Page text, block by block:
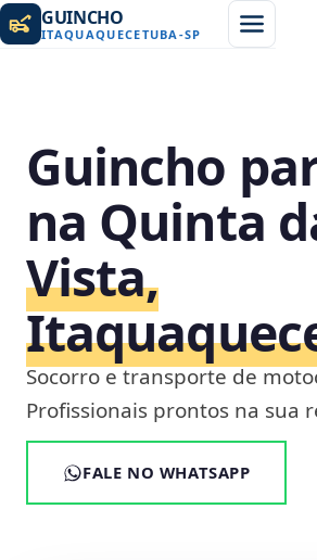
GUINCHO
ITAQUAQUECETUBA -SP
Guincho
na Quinta
Vista,
Socorro e transporte de
Profissionais prontos na sua
FALE NO WHATSAPP